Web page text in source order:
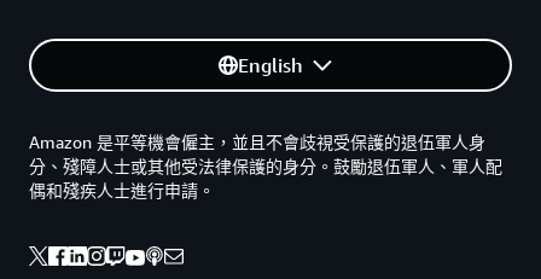
English
Amazon 是平等機會僱主，並且不會歧視受保護的退伍軍人身
分、殘障人士或其他受法律保護的身分。鼓勵退伍軍人、軍人配
偶和殘疾人士進行申請。